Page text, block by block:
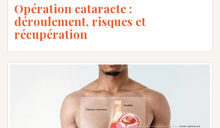
Opération cataracte :
déroulement, risques et
récupération